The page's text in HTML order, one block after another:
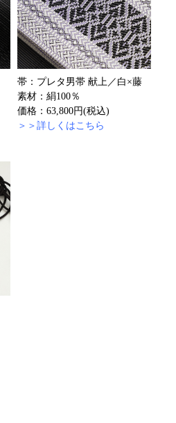
帯：プレタ男帯 献上／白×藤
素材：絹100％
価格：63,800円(税込)
＞＞詳しくはこちら